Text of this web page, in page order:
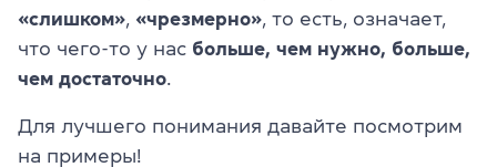
«слишком» «чрезмерно» , то есть, означает,
что чего-то у нас больше, чем нужно, больше,
чем достаточно
Для лучшего понимания давайте посмотрим
на примеры!